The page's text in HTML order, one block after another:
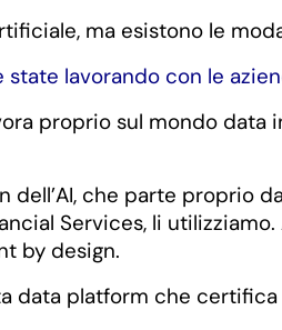
ma esistono le
lavorando con le
proprio sul mondo
che parte proprio
Services, li
by design.
data platform che